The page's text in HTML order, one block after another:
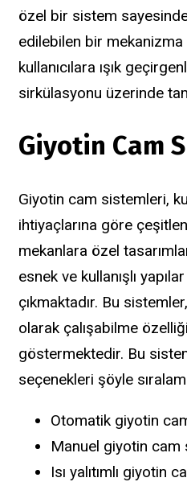
özel bir sistem
edilebilen bir mekanizma
kullanıcılara ışık
sirkülasyonu üzerinde
Giyotin Cam
Giyotin cam sistemleri,
ihtiyaçlarına göre
mekanlara özel
esnek ve kullanışlı
çıkmaktadır. Bu
olarak çalışabilme
göstermektedir. Bu
seçenekleri şöyle
Otomatik giyotin
Manuel giyotin cam
Isı yalıtımlı giyotin